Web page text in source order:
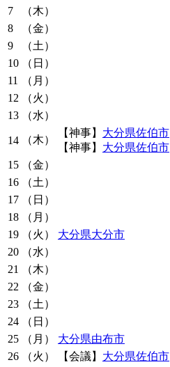
7
（木）
8
（金）
9
（土）
10
（日）
11
（月）
12
（火）
13
（水）
14 （木）
【神事】 大分県佐伯市
【神事】 大分県佐伯市
15
（金）
16
（土）
17
（日）
18
（月）
19
（火）
大分県大分市
20
（水）
21
（木）
22
（金）
23
（土）
24
（日）
25
（月）
大分県由布市
26
（火） 【会議】 大分県佐伯市